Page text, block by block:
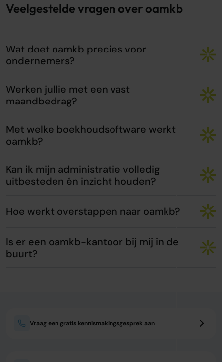
Veelgestelde vragen over oamkb
Wat doet oamkb precies voor
ondernemers?
Werken jullie met een vast
maandbedrag?
Met welke boekhoudsoftware werkt
oamkb?
Kan ik mijn administratie volledig
uitbesteden én inzicht houden?
Hoe werkt overstappen naar oamkb?
Is er een oamkb-kantoor bij mij in de
buurt?
Vraag een gratis kennismakingsgesprek aan